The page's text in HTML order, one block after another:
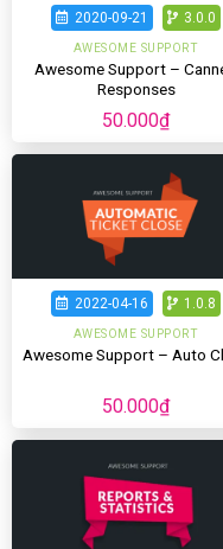
2020-09-21 3.0.0
AWESOME SUPPORT
Awesome Support –
Responses
50.000₫
2022-04-16 1.0.8
AWESOME SUPPORT
Awesome Support – Auto
50.000₫